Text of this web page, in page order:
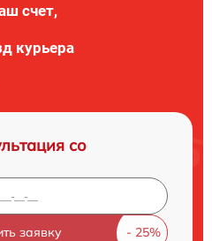
счет,
курьера
со
заявку